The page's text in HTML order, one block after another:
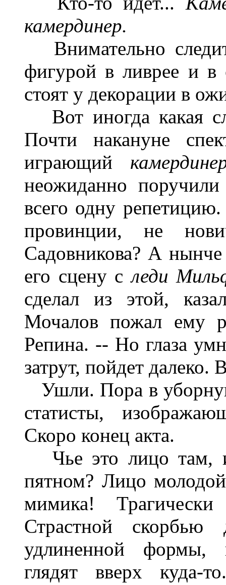
камердинер.
Внимательно
фигурой в ливрее и в
стоят у декорации в
Вот иногда какая
Почти накануне
играющий
неожиданно
всего одну
провинции, не
Садовникова? А нынче
его сцену следи
сделал из этой,
Мочалов пожал ему
Репина. -- Но глаза
затрут, пойдет далеко.
Ушли. Пора в
статисты,
Скоро конец акта.
Чье это лицо там,
пятном? Лицо
мимика!
Страстной
удлиненной формы,
глядят вверх куда-